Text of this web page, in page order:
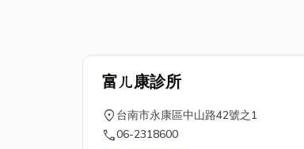
富ㄦ康診所
location_on 台南市永康區中山路42號之1
call06-2318600